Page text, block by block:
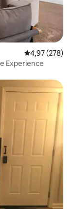
4,97 av 5 i
4,97 (278)
Experience